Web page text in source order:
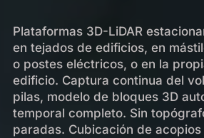
Plataformas 3D-LiDAR
en tejados de edificios, en
o postes eléctricos, o en la
edificio. Captura continua del
pilas, modelo de bloques 3D
temporal completo. Sin
paradas. Cubicación de